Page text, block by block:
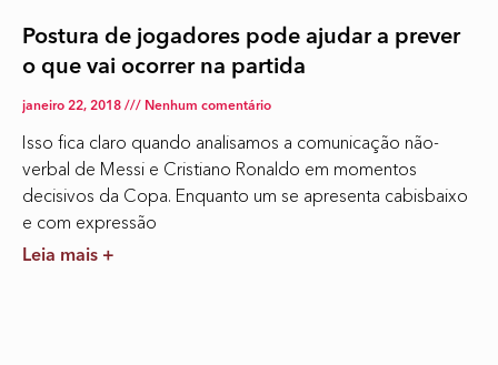
Postura de jogadores pode ajudar a prever
o que vai ocorrer na partida
janeiro 22, 2018 Nenhum comentário
Isso fica claro quando analisamos a comunicação não-
verbal de Messi e Cristiano Ronaldo em momentos
decisivos da Copa. Enquanto um se apresenta cabisbaixo
e com expressão
Leia mais +